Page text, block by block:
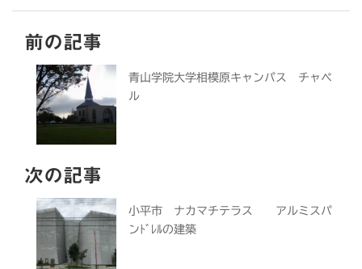
前の記事
青山学院大学相模原キャンパス チャペ
ル
次の記事
小平市 ナカマチテラス アルミスパ
ンﾄﾞﾚﾙの建築